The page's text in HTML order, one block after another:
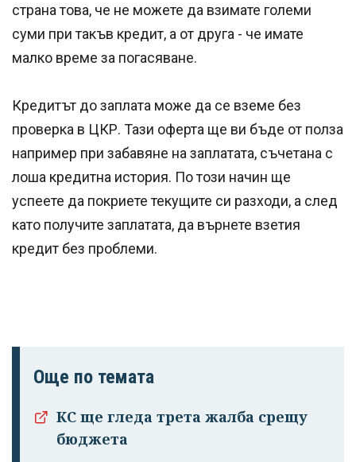
страна това, че не можете да взимате големи
суми при такъв кредит, а от друга - че имате
малко време за погасяване.
Кредитът до заплата може да се вземе без
проверка в ЦКР. Тази оферта ще ви бъде от полза
например при забавяне на заплатата, съчетана с
лоша кредитна история. По този начин ще
успеете да покриете текущите си разходи, а след
като получите заплатата, да върнете взетия
кредит без проблеми.
Още по темата
КС ще гледа трета жалба срещу
бюджета